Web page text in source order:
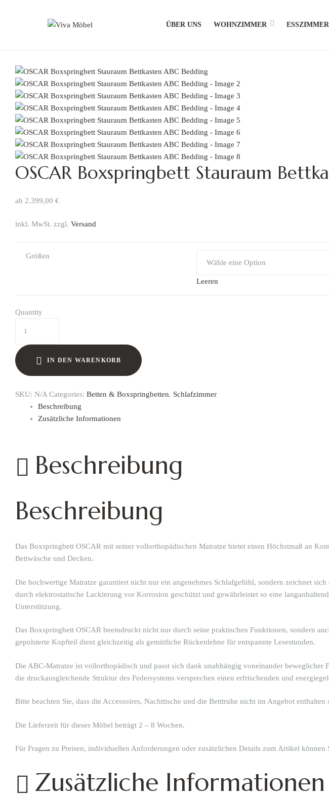
Möbel
Moderne
und
stilvolle
Möbel
ÜBER UNS WOHNZIMMER ESSZIMMER
OSCAR Boxspringbett Stauraum
ab 2.399,00 €
inkl. MwSt. zzgl. Versand
Größen
Leeren
Quantity
IN DEN WARENKORB
SKU: N/A Categories: Betten & Boxspringbetten, Schlafzimmer
Beschreibung
Zusätzliche Informationen
Beschreibung
Beschreibung
Das Boxspringbett OSCAR mit seiner vollorthopädischen Matratze bietet einen Höchstmaß an
Bettwäsche und Decken.
Die hochwertige Matratze garantiert nicht nur ein angenehmes Schlafgefühl, sondern zeichnet
durch elektrostatische Lackierung vor Korrosion geschützt und gewährleistet so eine
Unterstützung.
Das Boxspringbett OSCAR beeindruckt nicht nur durch seine praktischen Funktionen, sondern
gepolsterte Kopfteil dient gleichzeitig als gemütliche Rückenlehne für entspannte Lesestunden.
Die ABC-Matratze ist vollorthopädisch und passt sich dank unabhängig voneinander
die druckausgleichende Struktur des Federsystems versprechen einen erfrischenden und
Bitte beachten Sie, dass die Accessoires, Nachttische und die Betttruhe nicht im Angebot
Die Lieferzeit für dieses Möbel beträgt 2 – 8 Wochen.
Für Fragen zu Preisen, individuellen Anforderungen oder zusätzlichen Details zum Artikel
Zusätzliche Informationen